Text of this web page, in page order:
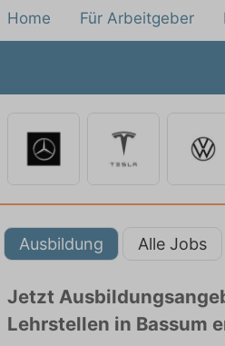
Home Für Arbeitgeber
Ausbildung Alle Jobs
Jetzt
Lehrstellen in Bassum